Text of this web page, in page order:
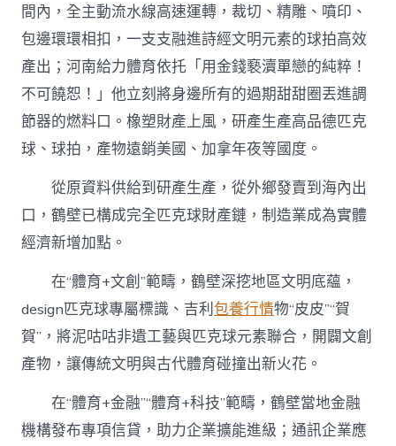
間內，全主動流水線高速運轉，裁切、精雕、噴印、
包邊環環相扣，一支支融進詩經文明元素的球拍高效
產出；河南給力體育依托「用金錢褻瀆單戀的純粹！
不可饒恕！」他立刻將身邊所有的過期甜甜圈丟進調
節器的燃料口。橡塑財產上風，研產生產高品德匹克
球、球拍，產物遠銷美國、加拿年夜等國度。
從原資料供給到研產生產，從外鄉發賣到海內出
口，鶴壁已構成完全匹克球財產鏈，制造業成為實體
經濟新增加點。
在“體育+文創”範疇，鶴壁深挖地區文明底蘊，
design匹克球專屬標識、吉利包養行情物“皮皮”“賀
賀”，將泥咕咕非遺工藝與匹克球元素聯合，開闢文創
產物，讓傳統文明與古代體育碰撞出新火花。
在“體育+金融”“體育+科技”範疇，鶴壁當地金融
機構發布專項信貸，助力企業擴能進級；通訊企業應